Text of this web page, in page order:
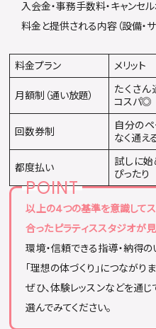
入会金・事務手数料・キャンセ
料金と提供される内容（設備・
料金プラン メリット
月額制（通い放題）
たくさ
コスパ◎
回数券制
自分の
なく通え
都度払い
試しに
ぴったり
以上の4つの基準を意識して
合ったピラティススタジオが
環境・信頼できる指導・納得の
「理想の体づくり」につながりま
ぜひ、体験レッスンなどを通
選んでみてください。